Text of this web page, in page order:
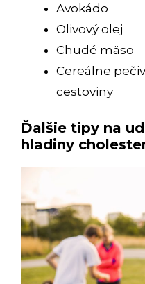
Avokádo
Olivový olej
Chudé mäso
Cereálne
cestoviny
Ďalšie tipy na
hladiny